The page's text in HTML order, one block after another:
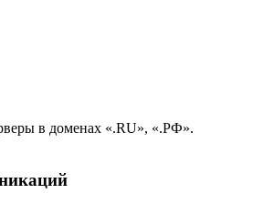
в доменах «.RU», «.РФ».